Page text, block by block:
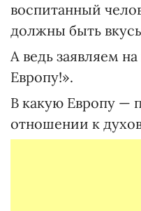
воспитанный
должны быть
А ведь заявляем
Европу!».
В какую Европу —
отношении к